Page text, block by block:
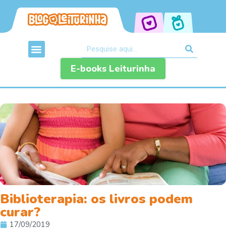
E-books Leiturinha
Biblioterapia: os livros podem
curar?
17/09/2019